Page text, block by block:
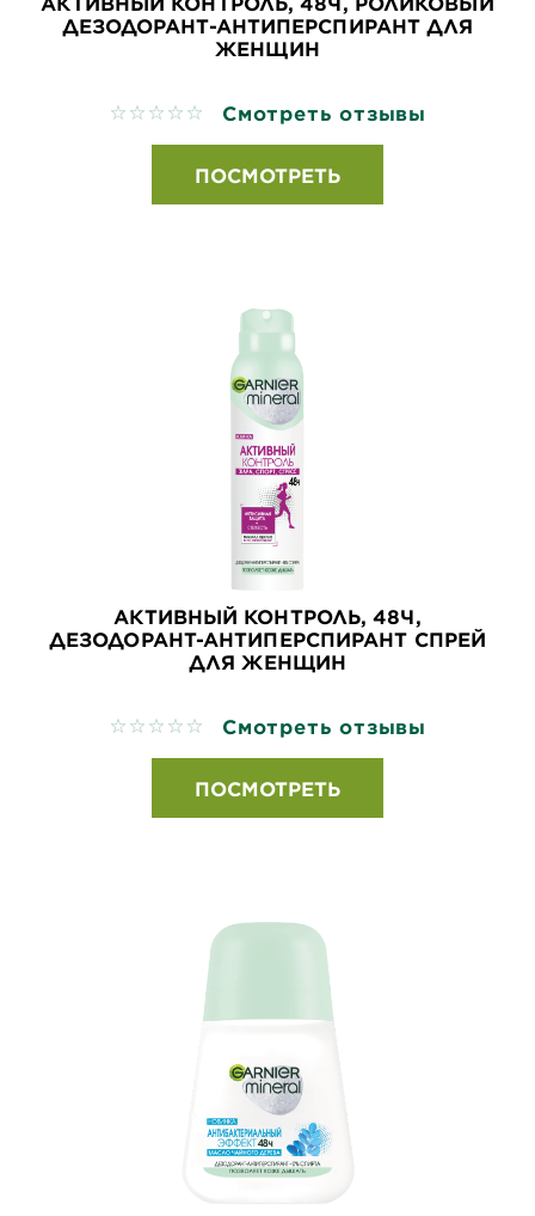
ДЕЗОДОРАНТ-АНТИПЕРСПИРАНТ ДЛЯ
ЖЕНЩИН
No reviews Смотреть отзывы
ПОСМОТРЕТЬ
АКТИВНЫЙ КОНТРОЛЬ, 48Ч,
ДЕЗОДОРАНТ-АНТИПЕРСПИРАНТ СПРЕЙ
ДЛЯ ЖЕНЩИН
No reviews Смотреть отзывы
ПОСМОТРЕТЬ